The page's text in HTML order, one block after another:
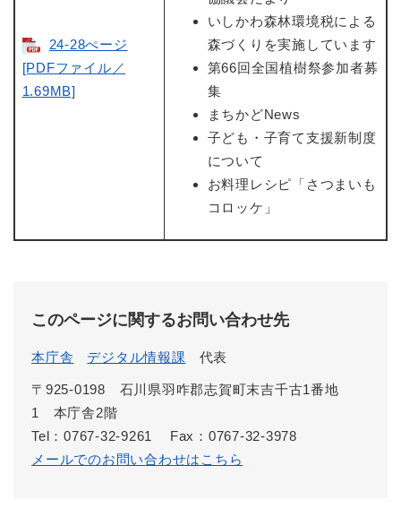
24-28ぺージ
[PDFファイル／
1.69MB]
いしかわ森林環境税による
森づくりを実施しています
第66回全国植樹祭参加者募
集
まちかどNews
子ども・子育て支援新制度
について
お料理レシピ「さつまいも
コロッケ」
このページに関するお問い合わせ先
本庁舎 デジタル情報課 代表
〒925-0198 石川県羽咋郡志賀町末吉千古1番地
1 本庁舎2階
Tel：0767-32-9261
Fax：0767-32-3978
メールでのお問い合わせはこちら